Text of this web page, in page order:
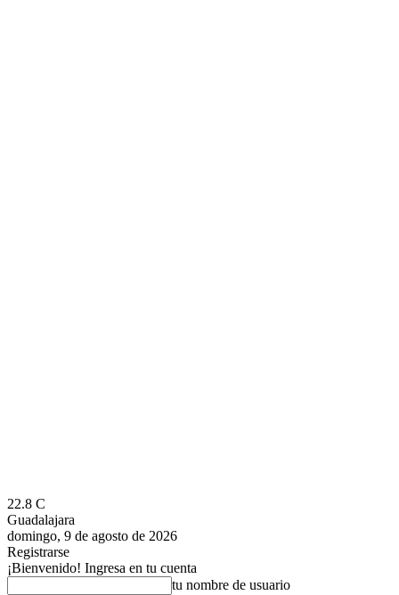
22.8 C
Guadalajara
domingo, 9 de agosto de 2026
Registrarse
¡Bienvenido! Ingresa en tu cuenta
tu nombre de usuario